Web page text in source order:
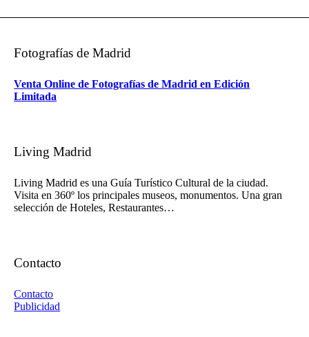
Fotografías de Madrid
Venta Online de Fotografías de Madrid en Edición
Limitada
Living Madrid
Living Madrid es una Guía Turístico Cultural de la ciudad.
Visita en 360º los principales museos, monumentos. Una gran
selección de Hoteles, Restaurantes…
Contacto
Contacto
Publicidad